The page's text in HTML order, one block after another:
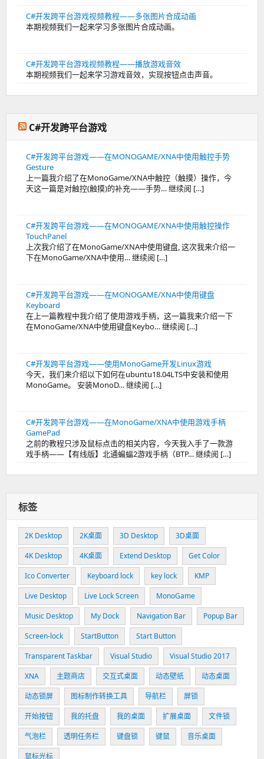
C#开发跨平台游戏视频教程——多张图片合成动画
本期视频我们一起来学习多张图片合成动画。
C#开发跨平台游戏视频教程——播放游戏音效
本期视频我们一起来学习游戏音效，实现按钮点击声音。
C#开发跨平台游戏
C#开发跨平台游戏——在MONOGAME/XNA中使用触控手势
Gesture
上一篇我介绍了在MonoGame/XNA中触控（触摸）操作，今
天这一篇是对触控(触摸)的补充——手势… 继续阅 […]
C#开发跨平台游戏——在MONOGAME/XNA中使用触控操作
TouchPanel
上次我介绍了在MonoGame/XNA中使用键盘, 这次我来介绍一
下在MonoGame/XNA中使用… 继续阅 […]
C#开发跨平台游戏——在MONOGAME/XNA中使用键盘
Keyboard
在上一篇教程中我介绍了使用游戏手柄，这一篇我来介绍一下
在MonoGame/XNA中使用键盘Keybo… 继续阅 […]
C#开发跨平台游戏——使用MonoGame开发Linux游戏
今天，我们来介绍以下如何在ubuntu18.04LTS中安装和使用
MonoGame。 安装MonoD… 继续阅 […]
C#开发跨平台游戏——在MonoGame/XNA中使用游戏手柄
GamePad
之前的教程只涉及鼠标点击的相关内容，今天我入手了一款游
戏手柄——【有线版】北通蝙蝠2游戏手柄（BTP… 继续阅 […]
标签
2K Desktop 2K桌面 3D Desktop
3D桌面
4K Desktop
4K桌面 Extend Desktop
Get Color
Ico Converter
Keyboard lock key lock
KMP
Live Desktop
Live Lock Screen
MonoGame
Music Desktop
My Dock Navigation Bar
Popup Bar
Screen-lock
StartButton
Start Button
Transparent Taskbar
Visual Studio
Visual Studio 2017
XNA
主题商店 交互式桌面 动态壁纸
动态桌面
动态锁屏
图标制作转换工具 导航栏
屏锁
开始按钮
我的托盘 我的桌面 扩展桌面
文件锁
气泡栏
透明任务栏 键盘锁 键鼠
音乐桌面
鼠标光标